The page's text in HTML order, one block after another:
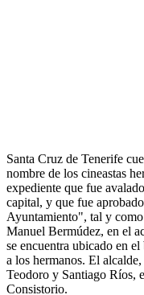
Santa Cruz de Tenerife
nombre de los cineastas
expediente que fue
capital, y que fue
Ayuntamiento", tal y
Manuel Bermúdez, en el
se encuentra ubicado en
a los hermanos. El
Teodoro y Santiago Ríos,
Consistorio.